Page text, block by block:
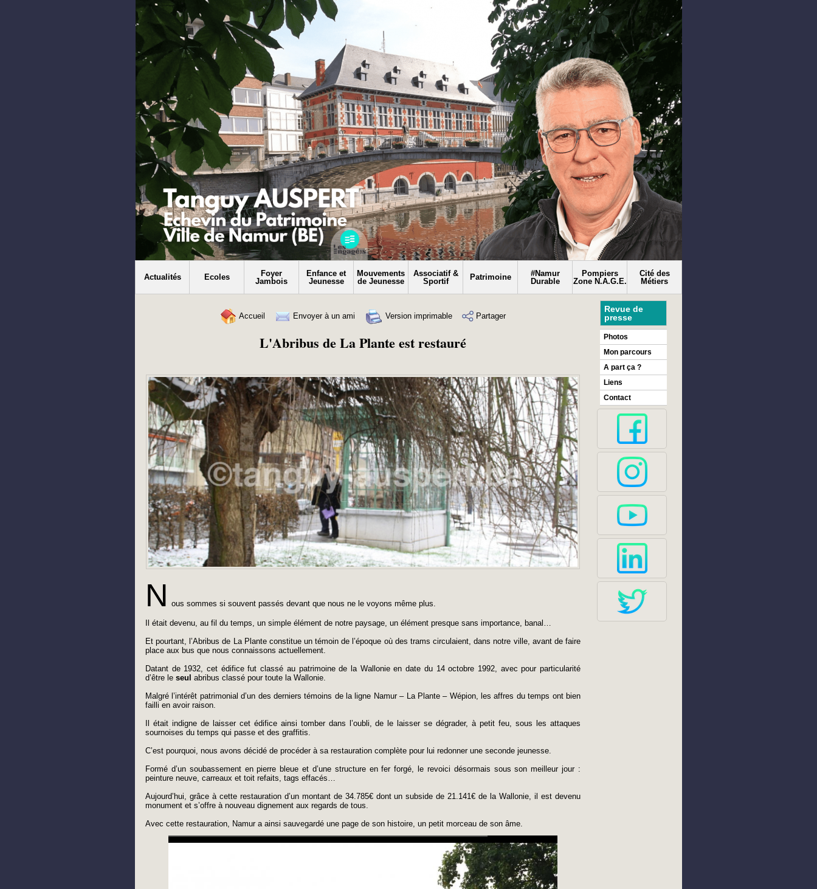
Actualités Ecoles
Foyer
Jambois
Enfance et
Jeunesse
Mouvements
de Jeunesse
Associatif &
Sportif
Patrimoine
#Namur
Durable
Pompiers
Zone N.A.G.E.
Cité des
Métiers
Accueil Envoyer à un ami Version imprimable Partager
L'Abribus de La Plante est restauré
N ous sommes si souvent passés devant que nous ne le voyons même plus.
Il était devenu, au fil du temps, un simple élément de notre paysage, un élément presque sans importance, banal…
Et pourtant, l’Abribus de La Plante constitue un témoin de l’époque où des trams circulaient, dans notre ville, avant de faire
place aux bus que nous connaissons actuellement.
Datant de 1932, cet édifice fut classé au patrimoine de la Wallonie en date du 14 octobre 1992, avec pour particularité
d’être le seul abribus classé pour toute la Wallonie.
Malgré l’intérêt patrimonial d’un des derniers témoins de la ligne Namur – La Plante – Wépion, les affres du temps ont bien
failli en avoir raison.
Il était indigne de laisser cet édifice ainsi tomber dans l’oubli, de le laisser se dégrader, à petit feu, sous les attaques
sournoises du temps qui passe et des graffitis.
C’est pourquoi, nous avons décidé de procéder à sa restauration complète pour lui redonner une seconde jeunesse.
Formé d’un soubassement en pierre bleue et d’une structure en fer forgé, le revoici désormais sous son meilleur jour :
peinture neuve, carreaux et toit refaits, tags effacés…
Aujourd’hui, grâce à cette restauration d’un montant de 34.785€ dont un subside de 21.141€ de la Wallonie, il est devenu
monument et s’offre à nouveau dignement aux regards de tous.
Avec cette restauration, Namur a ainsi sauvegardé une page de son histoire, un petit morceau de son âme.
Revue de
presse
Photos
Mon parcours
A part ça ?
Liens
Contact